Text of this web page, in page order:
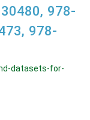
978-
978-
datasets-for-